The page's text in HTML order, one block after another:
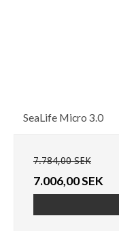
SeaLife Micro 3.0
7.784,00 SEK
7.006,00 SEK